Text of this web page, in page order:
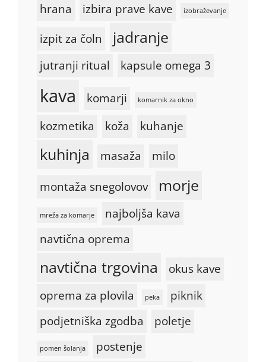
hrana izbira prave kave izobraževanje
izpit za čoln jadranje
jutranji ritual kapsule omega 3
kava komarji komarnik za okno
kozmetika koža kuhanje
kuhinja masaža
milo
montaža snegolovov
morje
mreža za komarje
najboljša kava
navtična oprema
navtična trgovina
okus kave
oprema za plovila
peka
piknik
podjetniška zgodba
poletje
pomen šolanja postenje